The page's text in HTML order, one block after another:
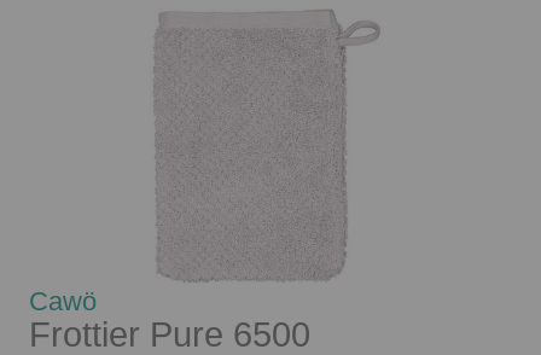
Cawö
Frottier Pure 6500